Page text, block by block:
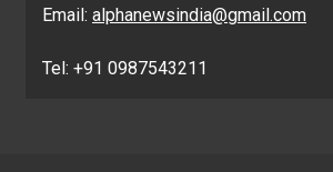
Email: alphanewsindia@gmail.com
Tel: +91 0987543211